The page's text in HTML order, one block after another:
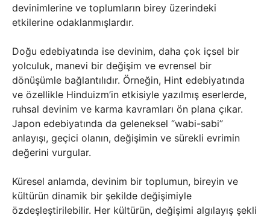
devinimlerine ve toplumların birey üzerindeki
etkilerine odaklanmışlardır.
Doğu edebiyatında ise devinim, daha çok içsel bir
yolculuk, manevi bir değişim ve evrensel bir
dönüşümle bağlantılıdır. Örneğin, Hint edebiyatında
ve özellikle Hinduizm’in etkisiyle yazılmış eserlerde,
ruhsal devinim ve karma kavramları ön plana çıkar.
Japon edebiyatında da geleneksel “wabi-sabi”
anlayışı, geçici olanın, değişimin ve sürekli evrimin
değerini vurgular.
Küresel anlamda, devinim bir toplumun, bireyin ve
kültürün dinamik bir şekilde değişimiyle
özdeşleştirilebilir. Her kültürün, değişimi algılayış şekli